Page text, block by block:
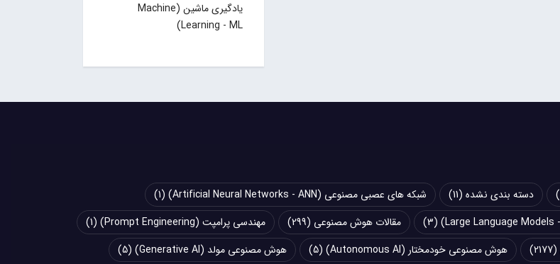
یادگیری ماشین (Machine
Learning - ML)
دسته بندی نشده (11) شبکه های عصبی مصنوعی (Artificial Neural Networks - ANN)
(1)
(3) مقالات هوش مصنوعی (299) مهندسی پرامپت (Prompt Engineering)
(1)
(2177) هوش مصنوعی خودمختار (Autonomous AI) (5) هوش مصنوعی مولد (Generative AI) (5)